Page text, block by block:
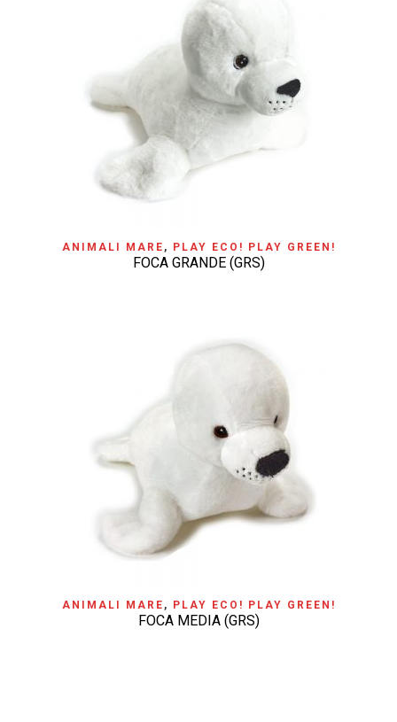
ANIMALI MARE , PLAY ECO! PLAY GREEN!
FOCA GRANDE (GRS)
ANIMALI MARE , PLAY ECO! PLAY GREEN!
FOCA MEDIA (GRS)